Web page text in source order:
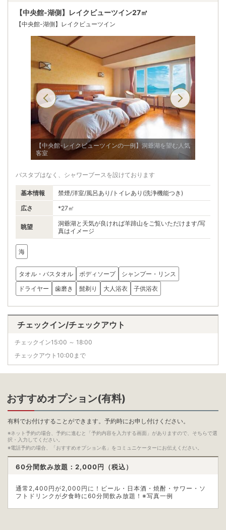
【中央館-湖側】レイクビューツイン27㎡
【中央館-湖側】レイクビューツイン
【中央館-レイクビューツインの一例】洞爺湖を望む人気
客室
バスタブはなく、シャワーブースを設けております
基本情報
禁煙/洋室/風呂あり/トイレあり(洗浄機能つき)
広さ
*27㎡
眺望
洞爺湖と天気が良ければ羊蹄山をご覧いただけます/写
真はイメージ
海
タオル・バスタオル ボディソープ
シャンプー・リンス
ドライヤー
歯磨き 髭剃り 大人浴衣 子供浴衣
チェックイン/チェックアウト
チェックイン15:00 ～ 18:00
チェックアウト10:00まで
おすすめオプション(有料)
有料でお付けすることができます。予約時にお申し付けください。
※ネット予約の場合、予約に進むと「予約内容を入力する画面」がありますので、そちらで選
択・入力してください。
※電話予約の場合、「おすすめオプション名」をコミュニケーターにお伝えください。
60分間飲み放題：2,000円（税込）
通常2,400円が2,000円に！ビール・日本酒・焼酎・サワー・ソ
フトドリンクが夕食時に60分間飲み放題！※写真一例